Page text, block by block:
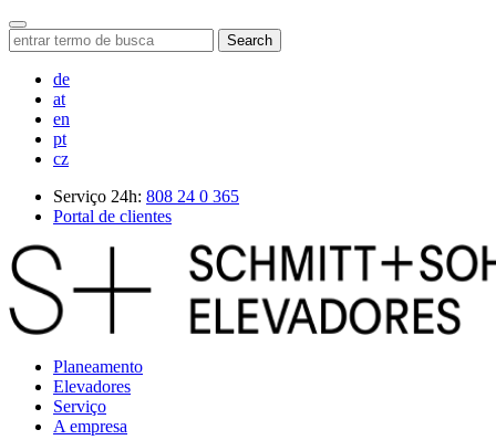
Search
de
at
en
pt
cz
Serviço 24h: 808 24 0 365
Portal de clientes
Planeamento
Elevadores
Serviço
A empresa